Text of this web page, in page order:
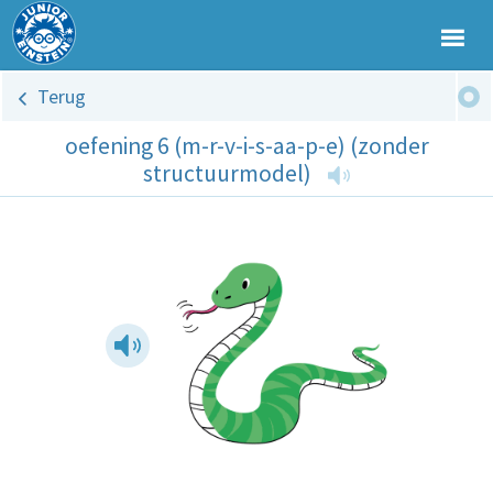
Terug
oefening 6 (m-r-v-i-s-aa-p-e) (zonder
structuurmodel)